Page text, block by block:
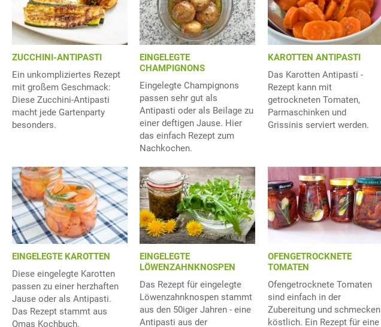
ZUCCHINI-ANTIPASTI
Ein unkompliziertes Rezept
mit großem Geschmack:
Diese Zucchini-Antipasti
macht jede Gartenparty
besonders.
EINGELEGTE
CHAMPIGNONS
Eingelegte Champignons
passen sehr gut als
Antipasti oder als Beilage zu
einer deftigen Jause. Hier
das einfach Rezept zum
Nachkochen.
KAROTTEN ANTIPASTI
Das Karotten Antipasti -
Rezept kann mit
getrockneten Tomaten,
Parmaschinken und
Grissinis serviert werden.
EINGELEGTE KAROTTEN
Diese eingelegte Karotten
passen zu einer herzhaften
Jause oder als Antipasti.
Das Rezept stammt aus
Omas Kochbuch.
EINGELEGTE
LÖWENZAHNKNOSPEN
Das Rezept für eingelegte
Löwenzahnknospen stammt
aus den 50iger Jahren - eine
Antipasti aus der
OFENGETROCKNETE
TOMATEN
Ofengetrocknete Tomaten
sind einfach in der
Zubereitung und schmecken
köstlich. Ein Rezept für eine